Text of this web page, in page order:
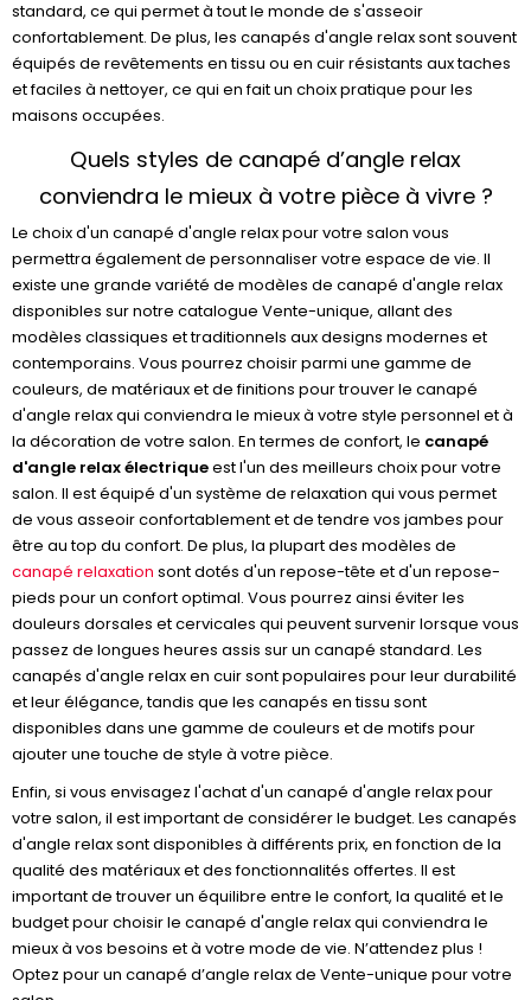
standard, ce qui permet à tout le monde de s'asseoir
confortablement. De plus, les canapés d'angle relax sont souvent
équipés de revêtements en tissu ou en cuir résistants aux taches
et faciles à nettoyer, ce qui en fait un choix pratique pour les
maisons occupées.
Quels styles de canapé d’angle relax
conviendra le mieux à votre pièce à vivre ?
Le choix d'un canapé d'angle relax pour votre salon vous
permettra également de personnaliser votre espace de vie. Il
existe une grande variété de modèles de canapé d'angle relax
disponibles sur notre catalogue Vente-unique, allant des
modèles classiques et traditionnels aux designs modernes et
contemporains. Vous pourrez choisir parmi une gamme de
couleurs, de matériaux et de finitions pour trouver le canapé
d'angle relax qui conviendra le mieux à votre style personnel et à
la décoration de votre salon. En termes de confort, le canapé
d'angle relax électriqueest l'un des meilleurs choix pour votre
salon. Il est équipé d'un système de relaxation qui vous permet
de vous asseoir confortablement et de tendre vos jambes pour
être au top du confort. De plus, la plupart des modèles de
canapé relaxation sont dotés d'un repose-tête et d'un repose-
pieds pour un confort optimal. Vous pourrez ainsi éviter les
douleurs dorsales et cervicales qui peuvent survenir lorsque vous
passez de longues heures assis sur un canapé standard. Les
canapés d'angle relax en cuir sont populaires pour leur durabilité
et leur élégance, tandis que les canapés en tissu sont
disponibles dans une gamme de couleurs et de motifs pour
ajouter une touche de style à votre pièce.
Enfin, si vous envisagez l'achat d'un canapé d'angle relax pour
votre salon, il est important de considérer le budget. Les canapés
d'angle relax sont disponibles à différents prix, en fonction de la
qualité des matériaux et des fonctionnalités offertes. Il est
important de trouver un équilibre entre le confort, la qualité et le
budget pour choisir le canapé d'angle relax qui conviendra le
mieux à vos besoins et à votre mode de vie. N’attendez plus !
Optez pour un canapé d’angle relax de Vente-unique pour votre